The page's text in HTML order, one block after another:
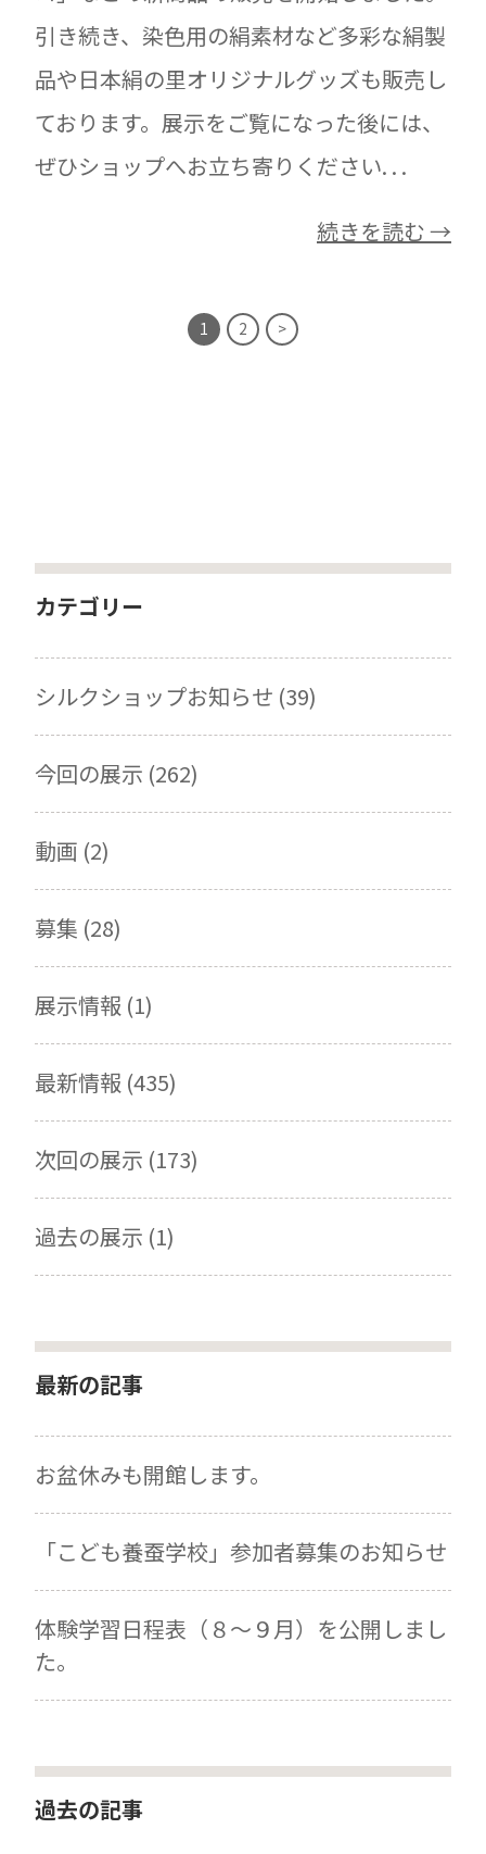
引き続き、染色用の絹素材など多彩な絹製
品や日本絹の里オリジナルグッズも販売し
ております。展示をご覧になった後には、
ぜひショップへお立ち寄りください. . .
続きを読む →
1 2 >
カテゴリー
シルクショップお知らせ (39)
今回の展示 (262)
動画 (2)
募集 (28)
展示情報 (1)
最新情報 (435)
次回の展示 (173)
過去の展示 (1)
最新の記事
お盆休みも開館します。
「こども養蚕学校」参加者募集のお知らせ
体験学習日程表（８～９月）を公開しまし
た。
過去の記事